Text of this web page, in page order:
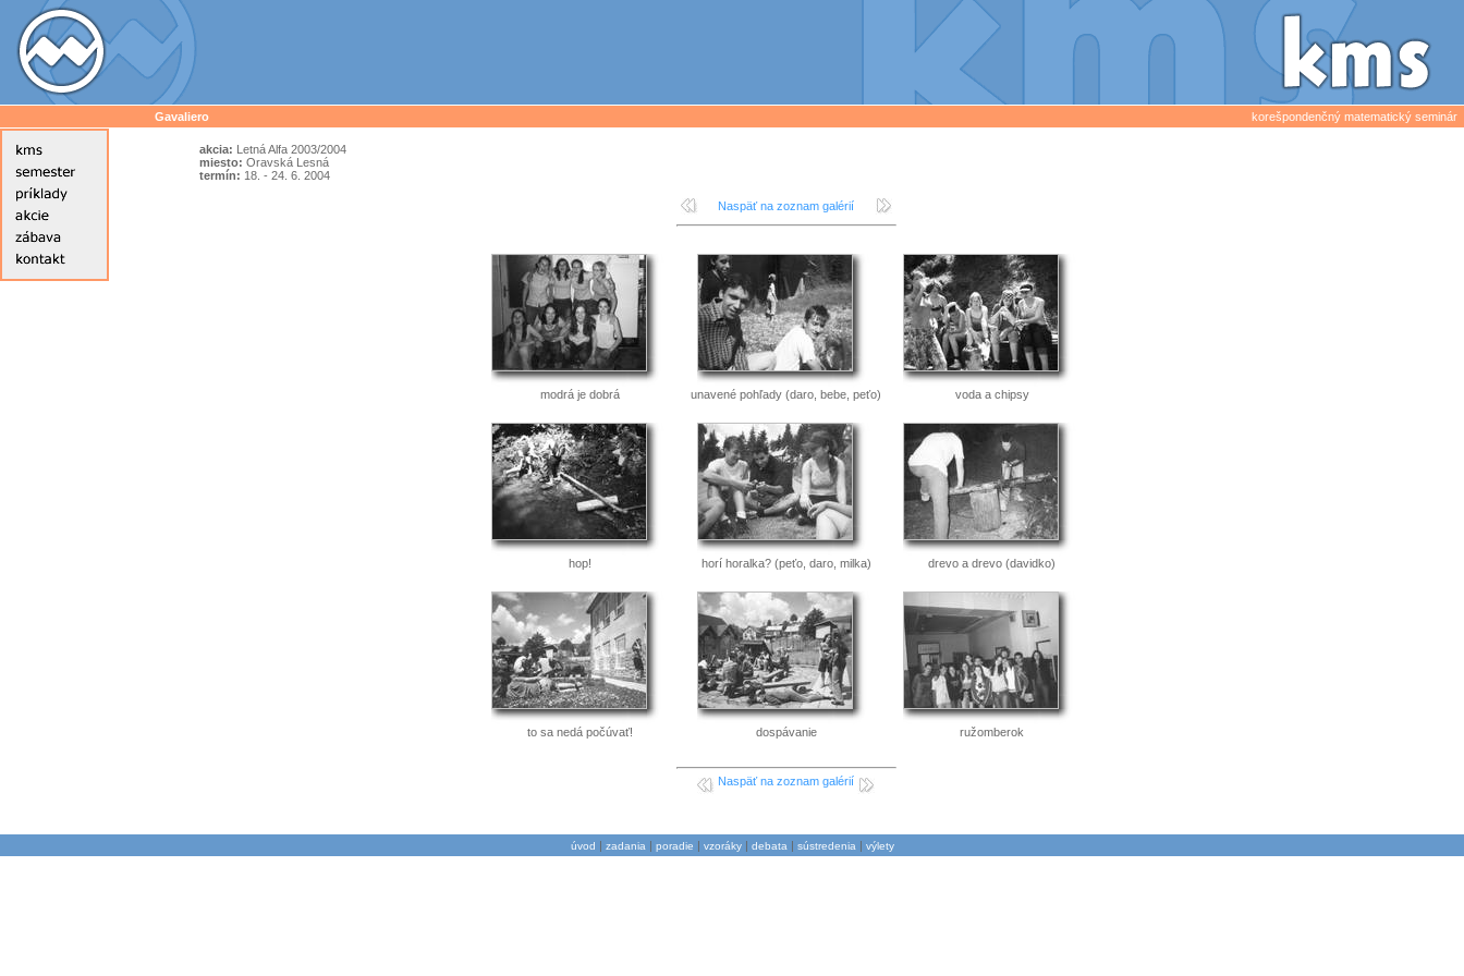
Gavaliero korešpondenčný matematický seminár
akcia: Letná Alfa 2003/2004
miesto: Oravská Lesná
termín: 18. - 24. 6. 2004
Naspäť na zoznam galérií
modrá je dobrá unavené pohľady (daro, bebe, peťo) voda a chipsy
hop! horí horalka? (peťo, daro, milka) drevo a drevo (davidko)
to sa nedá počúvať! dospávanie ružomberok
Naspäť na zoznam galérií
úvod | zadania | poradie | vzoráky| debata | sústredenia | výlety